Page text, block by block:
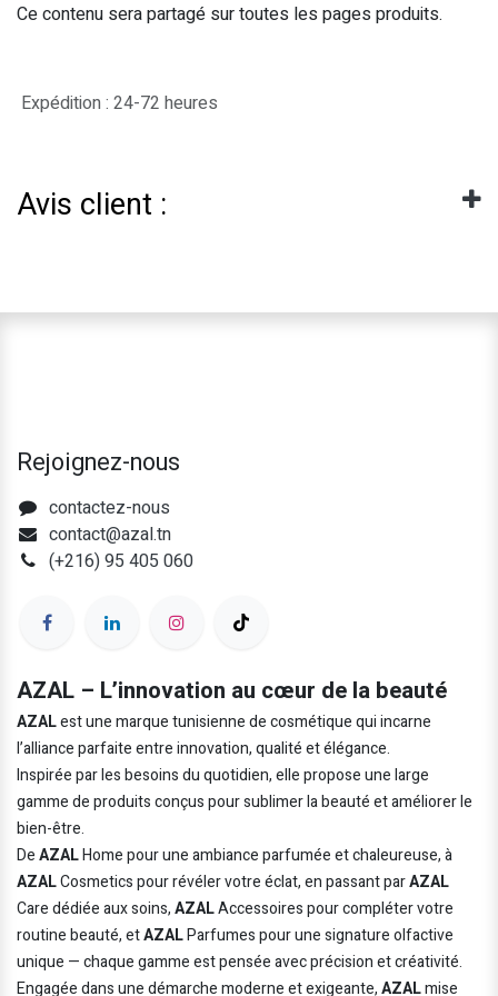
Ce contenu sera partagé sur toutes les pages produits.
Expédition : 24-72 heures
Avis client :
Rejoignez-nous
contactez-nous
contact@azal.tn
(+216) 95 405 060
AZAL – L’innovation au cœur de la beauté
AZALest une marque tunisienne de cosmétique qui incarne
l’alliance parfaite entre innovation, qualité et élégance.
Inspirée par les besoins du quotidien, elle propose une large
gamme de produits conçus pour sublimer la beauté et améliorer le
bien-être.
DeAZALHome pour une ambiance parfumée et chaleureuse, à
AZALCosmetics pour révéler votre éclat, en passant parAZAL
Care dédiée aux soins,AZALAccessoires pour compléter votre
routine beauté, etAZALParfumes pour une signature olfactive
unique — chaque gamme est pensée avec précision et créativité.
Engagée dans une démarche moderne et exigeante,AZALmise